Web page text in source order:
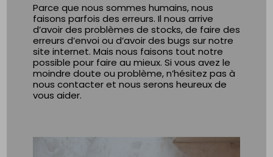
Parce que nous sommes humains, nous
faisons parfois des erreurs. Il nous arrive
d’avoir des problèmes de stocks, de faire des
erreurs d’envoi ou d’avoir des bugs sur notre
site internet. Mais nous faisons tout notre
possible pour faire au mieux. Si vous avez le
moindre doute ou problème, n’hésitez pas à
nous contacter et nous serons heureux de
vous aider.